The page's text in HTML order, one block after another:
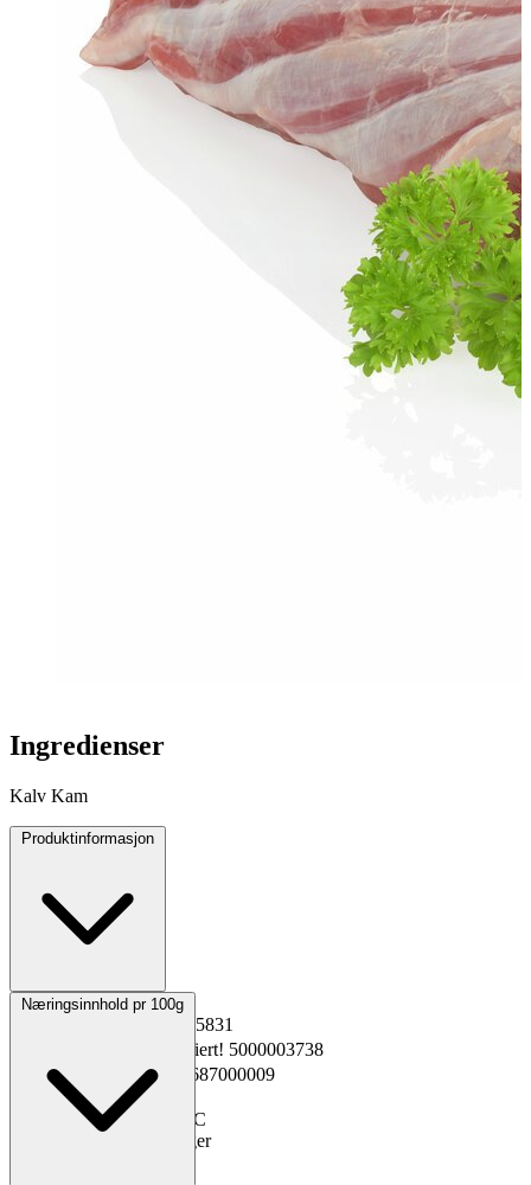
Ingredienser
Kalv Kam
Produktinformasjon
Opprinnelsesland Norge
1295831
Kopiert! 5000003738
GTIN
Kopiert! 2301687000009
Vekt pakning
1.5 kg
Oppbevaring -30 til -18°C
360 dager
Næringsinnhold pr 100g